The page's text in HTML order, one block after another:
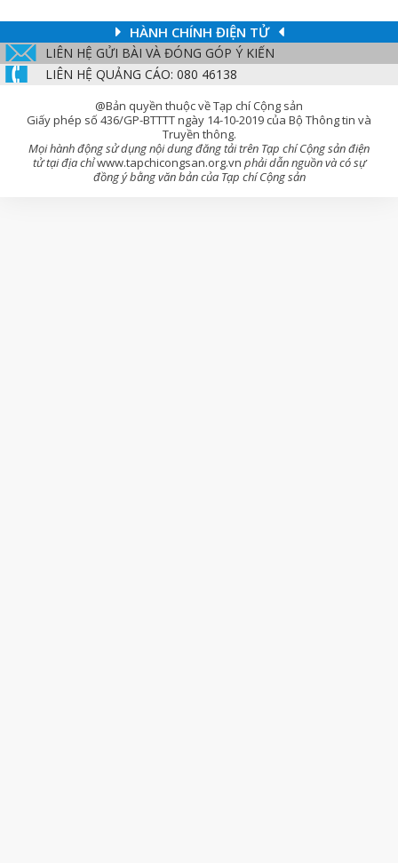
HÀNH CHÍNH ĐIỆN TỬ
LIÊN HỆ GỬI BÀI VÀ ĐÓNG GÓP Ý KIẾN
LIÊN HỆ QUẢNG CÁO: 080 46138
@Bản quyền thuộc về Tạp chí Cộng sản
Giấy phép số 436/GP-BTTTT ngày 14-10-2019 của Bộ Thông tin và
Truyền thông.
Mọi hành động sử dụng nội dung đăng tải trên Tạp chí Cộng sản điện
tử tại địa chỉwww.tapchicongsan.org.vn phải dẫn nguồn và có sự
đồng ý bằng văn bản của Tạp chí Cộng sản